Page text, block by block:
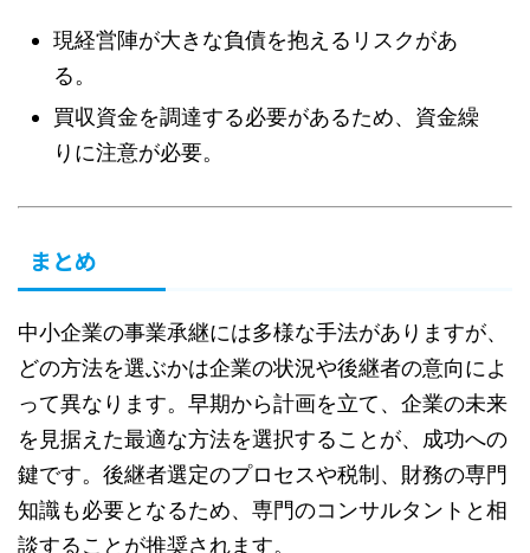
現経営陣が大きな負債を抱えるリスクがあ
る。
買収資金を調達する必要があるため、資金繰
りに注意が必要。
まとめ
中小企業の事業承継には多様な手法がありますが、
どの方法を選ぶかは企業の状況や後継者の意向によ
って異なります。早期から計画を立て、企業の未来
を見据えた最適な方法を選択することが、成功への
鍵です。後継者選定のプロセスや税制、財務の専門
知識も必要となるため、専門のコンサルタントと相
談することが推奨されます。